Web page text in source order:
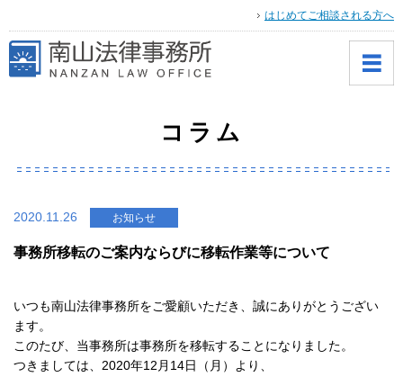
はじめてご相談される方へ
コラム
2020.11.26 お知らせ
事務所移転のご案内ならびに移転作業等について
いつも南山法律事務所をご愛顧いただき、誠にありがとうござい
ます。
このたび、当事務所は事務所を移転することになりました。
つきましては、2020年12月14日（月）より、